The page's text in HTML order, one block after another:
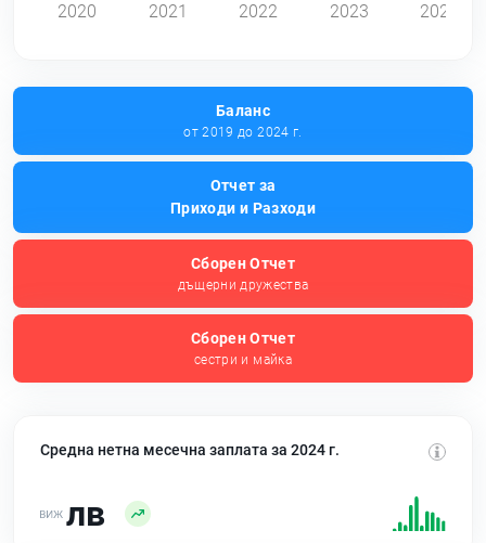
2020 2021 2022 2023 2024
Баланс
от 2019 до 2024 г.
Отчет за
Приходи и Разходи
Сборен Отчет
дъщерни дружества
Сборен Отчет
сестри и майка
Средна нетна месечна заплата за 2024 г.
лв